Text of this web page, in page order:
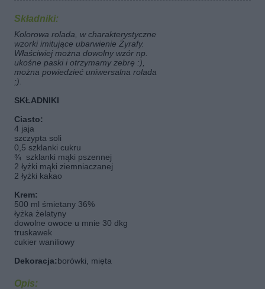
Składniki:
Kolorowa rolada, w charakterystyczne
wzorki imitujące ubarwienie Żyrafy.
Właściwiej można dowolny wzór np.
ukośne paski i otrzymamy zebrę :),
można powiedzieć uniwersalna rolada
;).
SKŁADNIKI
Ciasto:
4 jaja
szczypta soli
0,5 szklanki cukru
¾  szklanki mąki pszennej
2 łyżki mąki ziemniaczanej
2 łyżki kakao
Krem:
500 ml śmietany 36%
łyżka żelatyny
dowolne owoce u mnie 30 dkg
truskawek
cukier waniliowy
Dekoracja:borówki, mięta
Opis: